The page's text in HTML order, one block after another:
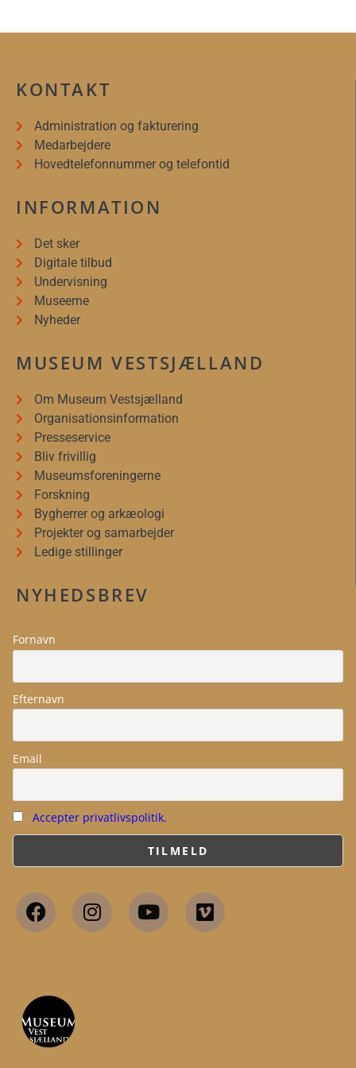
KONTAKT
Administration og fakturering
Medarbejdere
Hovedtelefonnummer og telefontid
INFORMATION
Det sker
Digitale tilbud
Undervisning
Museerne
Nyheder
MUSEUM VESTSJÆLLAND
Om Museum Vestsjælland
Organisationsinformation
Presseservice
Bliv frivillig
Museumsforeningerne
Forskning
Bygherrer og arkæologi
Projekter og samarbejder
Ledige stillinger
NYHEDSBREV
Fornavn
Efternavn
Email
Accepter privatlivspolitik.